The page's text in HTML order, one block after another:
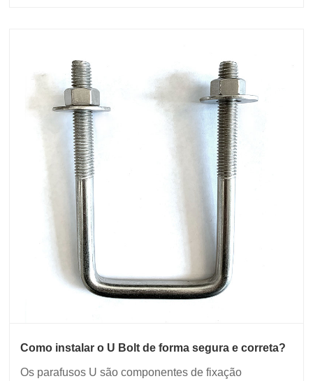
Como instalar o U Bolt de forma segura e correta?
Os parafusos U são componentes de fixação